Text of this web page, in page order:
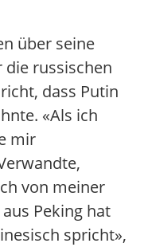
über seine
die russischen
dass Putin
«Als ich
mir
von meiner
Peking hat
spricht»,